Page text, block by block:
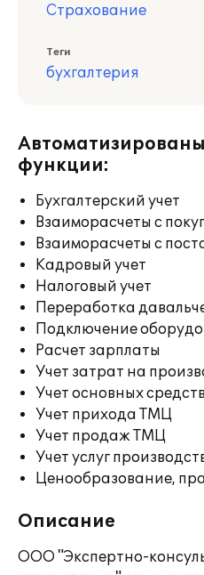
Страхование
Теги
бухгалтерия
функции:
Бухгалтерский учет
Взаиморасчеты с
Взаиморасчеты с
Кадровый учет
Налоговый учет
Переработка
Подключение
Расчет зарплаты
Учет затрат на
Учет основных
Учет прихода ТМЦ
Учет продаж ТМЦ
Учет услуг
Ценообразование,
Описание
ООО "Экспертно-